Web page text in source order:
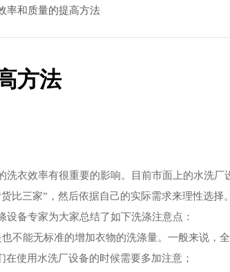
率和质量的提高方法
方法
洗衣效率有很重要的影响。目前市面上的水洗
比三家”，然后依据自己的实际需求来理性选
备专家为大家总结了如下洗涤注意点：
能无标准的增加衣物的洗涤量。一般来说，
使用水洗厂设备的时候需要多加注意；